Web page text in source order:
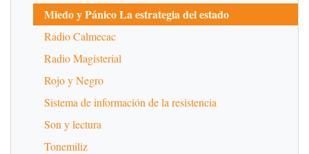
Miedo y Pánico La estrategia del estado
Radio Calmecac
Radio Magisterial
Rojo y Negro
Sistema de información de la resistencia
Son y lectura
Tonemiliz